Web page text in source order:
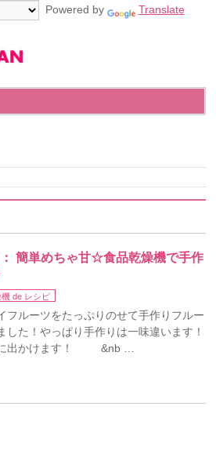
Powered by Translate
簡単めちゃ甘☆食品乾燥機で手作
de レシピ
フルーツをたっぷりのせて手作りフルー
した！やっぱり手作りは一味違います！
に出かけます！ &nb …